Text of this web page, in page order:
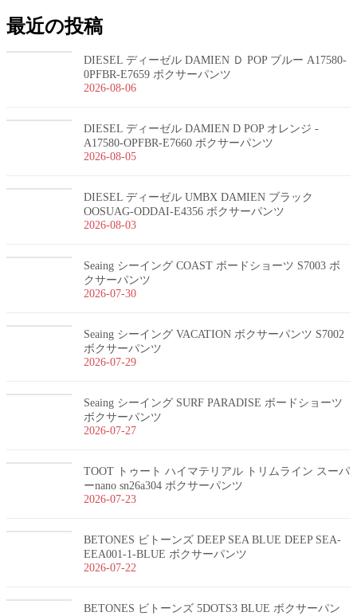
最近の投稿
DIESEL ディーゼル DAMIEN Ｄ POP ブルー A17580-
0PFBR-E7659 ボクサーパンツ
2026-08-06
DIESEL ディーゼル DAMIEN D POP オレンジ -
A17580-OPFBR-E7660 ボクサーパンツ
2026-08-05
DIESEL ディーゼル UMBX DAMIEN ブラック
OOSUAG-ODDAI-E4356 ボクサーパンツ
2026-08-03
Seaing シーイング COAST ボードショーツ S7003 ボ
クサーパンツ
2026-07-30
Seaing シーイング VACATION ボクサーパンツ S7002
ボクサーパンツ
2026-07-29
Seaing シーイング SURF PARADISE ボードショーツ
ボクサーパンツ
2026-07-27
TOOT トゥート ハイマテリアル トリムライン スーパ
ーnano sn26a304 ボクサーパンツ
2026-07-23
BETONES ビトーンズ DEEP SEA BLUE DEEP SEA-
EEA001-1-BLUE ボクサーパンツ
2026-07-22
BETONES ビトーンズ 5DOTS3 BLUE ボクサーパン